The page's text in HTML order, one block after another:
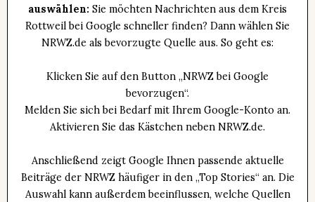
auswählen: Sie möchten Nachrichten aus dem Kreis
Rottweil bei Google schneller finden? Dann wählen Sie
NRWZ.de als bevorzugte Quelle aus. So geht es:
Klicken Sie auf den Button „NRWZ bei Google
bevorzugen“.
Melden Sie sich bei Bedarf mit Ihrem Google-Konto an.
Aktivieren Sie das Kästchen neben NRWZ.de.
Anschließend zeigt Google Ihnen passende aktuelle
Beiträge der NRWZ häufiger in den „Top Stories“ an. Die
Auswahl kann außerdem beeinflussen, welche Quellen